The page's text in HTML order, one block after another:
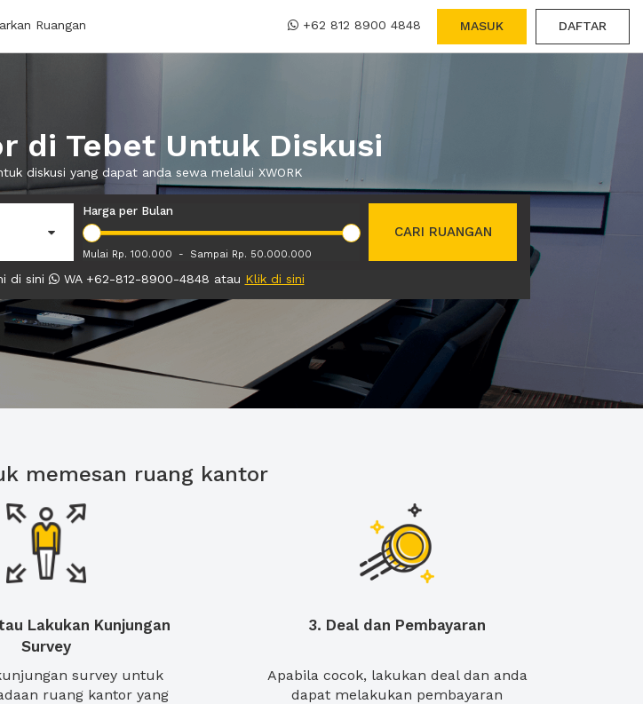
Ruangan +62 812 8900 4848 MASUK DAFTAR
di Tebet Untuk Diskusi
diskusi yang dapat anda sewa melalui XWORK
Harga per Bulan
Mulai Rp. 100.000 - Sampai Rp. 50.000.000
CARI RUANGAN
di sini WA +62-812-8900-4848 atau Klik di sini
memesan ruang kantor
Lakukan Kunjungan
Survey
survey untuk
ruang kantor yang
3. Deal dan Pembayaran
Apabila cocok, lakukan deal dan anda
dapat melakukan pembayaran